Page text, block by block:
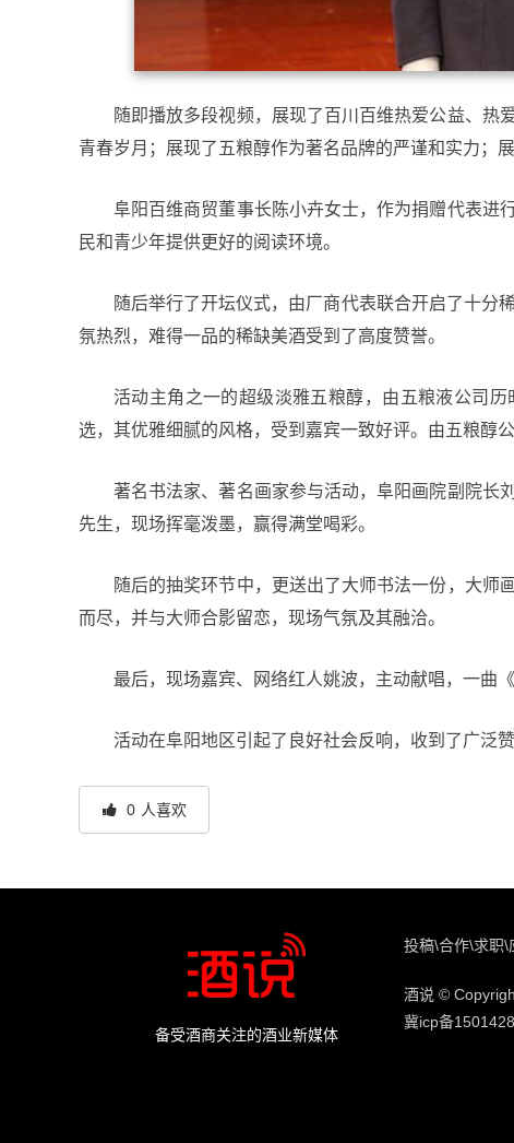
随即播放多段视频，展现了百川百维热爱公益、热
青春岁月；展现了五粮醇作为著名品牌的严谨和实力；
阜阳百维商贸董事长陈小卉女士，作为捐赠代表进
民和青少年提供更好的阅读环境。
随后举行了开坛仪式，由厂商代表联合开启了十分
氛热烈，难得一品的稀缺美酒受到了高度赞誉。
活动主角之一的超级淡雅五粮醇，由五粮液公司
选，其优雅细腻的风格，受到嘉宾一致好评。由五粮醇
著名书法家、著名画家参与活动，阜阳画院副院长
先生，现场挥毫泼墨，赢得满堂喝彩。
随后的抽奖环节中，更送出了大师书法一份，大师
而尽，并与大师合影留恋，现场气氛及其融洽。
最后，现场嘉宾、网络红人姚波，主动献唱，一曲
活动在阜阳地区引起了良好社会反响，收到了广泛
0 人喜欢
备受酒商关注的酒业新媒体
投稿\合作\求职
酒说 ©
冀icp备